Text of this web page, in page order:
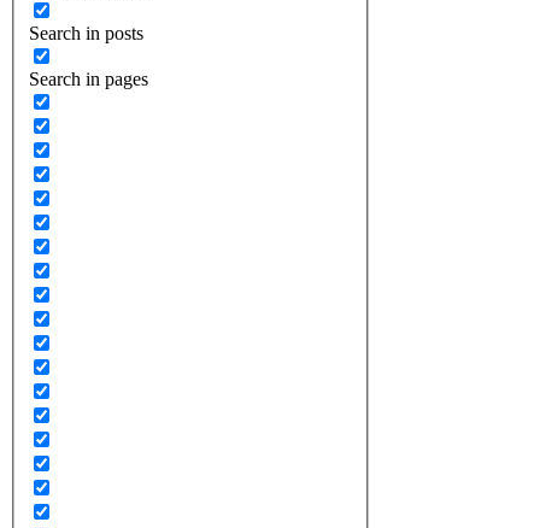
Search in posts
Search in pages